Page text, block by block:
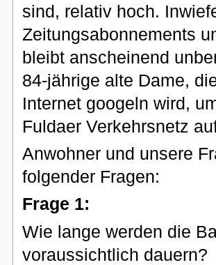
sind, relativ hoch.
Zeitungsabonnements
bleibt anscheinend
84-jährige alte Dame,
Internet googeln wird,
Fuldaer Verkehrsnetz
Anwohner und unsere
folgender Fragen:
Frage 1:
Wie lange werden die
voraussichtlich dauern?